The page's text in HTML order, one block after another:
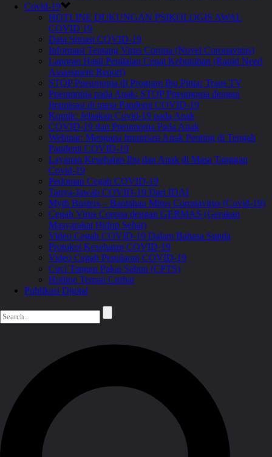
Covid-19
HOTLINE DUKUNGAN PSIKOLOGIS AWAL
COVID 19
Data Situasi COVID-19
Informasi Tentang Virus Corona (Novel Coronavirus)
Laporan Hasil Penilaian Cepat Kebutuhan (Rapid Need
Assassment Report)
STOP Pneumonia di Program Ibu Pintar Trans TV
Pneumonia pada Anak: STOP Pneumonia dengan
Imunisasi di masa Pandemi COVID-19
Komik: Jelaskan Covid-19 pada Anak
COVID-19 dan Pneumonia Pada Anak
Webinar: Mengapa Imunisasi Anak Penting di Tengah
Pandemi COVID-19
Layanan Kesehatan Ibu dan Anak di Masa Tanggap
Covid-19
Pedoman Cegah COVID-19
Tanya-Jawab COVID-19 Dari IDAI
Myth Busters – Bantahan Mitos Coronavirus (Covid-19)
Cegah Virus Corona dengan GERMAS (Gerakan
Masyarakat Hidup Sehat)
Video Cegah COVID-19 Dalam Bahasa Sunda
Protokol Kesehatan COVID-19
Video Cegah Penularan COVID-19
Cuci Tangan Pakai Sabun (CPTS)
Hotline Teman Curhat
Publikasi Digital